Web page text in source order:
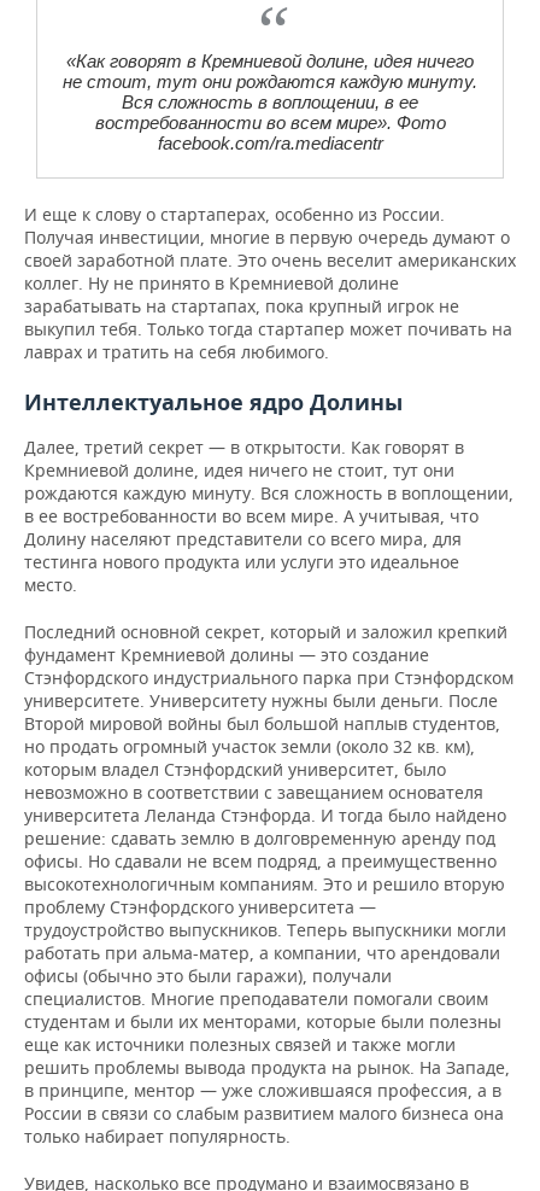
«Как говорят в Кремниевой долине, идея ничего
не стоит, тут они рождаются каждую минуту.
Вся сложность в воплощении, в ее
востребованности во всем мире». Фото
facebook.com/ra.mediacentr
И еще к слову о стартаперах, особенно из России.
Получая инвестиции, многие в первую очередь думают о
своей заработной плате. Это очень веселит американских
коллег. Ну не принято в Кремниевой долине
зарабатывать на стартапах, пока крупный игрок не
выкупил тебя. Только тогда стартапер может почивать на
лаврах и тратить на себя любимого.
Интеллектуальное ядро Долины
Далее, третий секрет — в открытости. Как говорят в
Кремниевой долине, идея ничего не стоит, тут они
рождаются каждую минуту. Вся сложность в воплощении,
в ее востребованности во всем мире. А учитывая, что
Долину населяют представители со всего мира, для
тестинга нового продукта или услуги это идеальное
место.
Последний основной секрет, который и заложил крепкий
фундамент Кремниевой долины — это создание
Стэнфордского индустриального парка при Стэнфордском
университете. Университету нужны были деньги. После
Второй мировой войны был большой наплыв студентов,
но продать огромный участок земли (около 32 кв. км),
которым владел Стэнфордский университет, было
невозможно в соответствии с завещанием основателя
университета Леланда Стэнфорда. И тогда было найдено
решение: сдавать землю в долговременную аренду под
офисы. Но сдавали не всем подряд, а преимущественно
высокотехнологичным компаниям. Это и решило вторую
проблему Стэнфордского университета —
трудоустройство выпускников. Теперь выпускники могли
работать при альма-матер, а компании, что арендовали
офисы (обычно это были гаражи), получали
специалистов. Многие преподаватели помогали своим
студентам и были их менторами, которые были полезны
еще как источники полезных связей и также могли
решить проблемы вывода продукта на рынок. На Западе,
в принципе, ментор — уже сложившаяся профессия, а в
России в связи со слабым развитием малого бизнеса она
только набирает популярность.
Увидев, насколько все продумано и взаимосвязано в